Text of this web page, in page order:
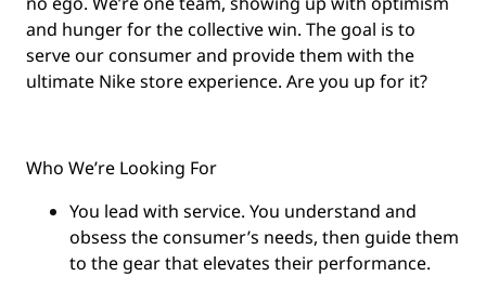
and hunger for the collective win. The goal is to
serve our consumer and provide them with the
ultimate Nike store experience. Are you up for it?
Who We’re Looking For
You lead with service. You understand and
obsess the consumer’s needs, then guide them
to the gear that elevates their performance.